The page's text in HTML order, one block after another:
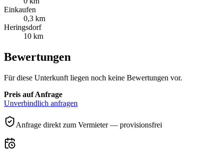
Einkaufen
0,3 km
Heringsdorf
10 km
Bewertungen
Für diese Unterkunft liegen noch keine Bewertungen vor.
Preis auf Anfrage
Unverbindlich anfragen
Anfrage direkt zum Vermieter — provisionsfrei